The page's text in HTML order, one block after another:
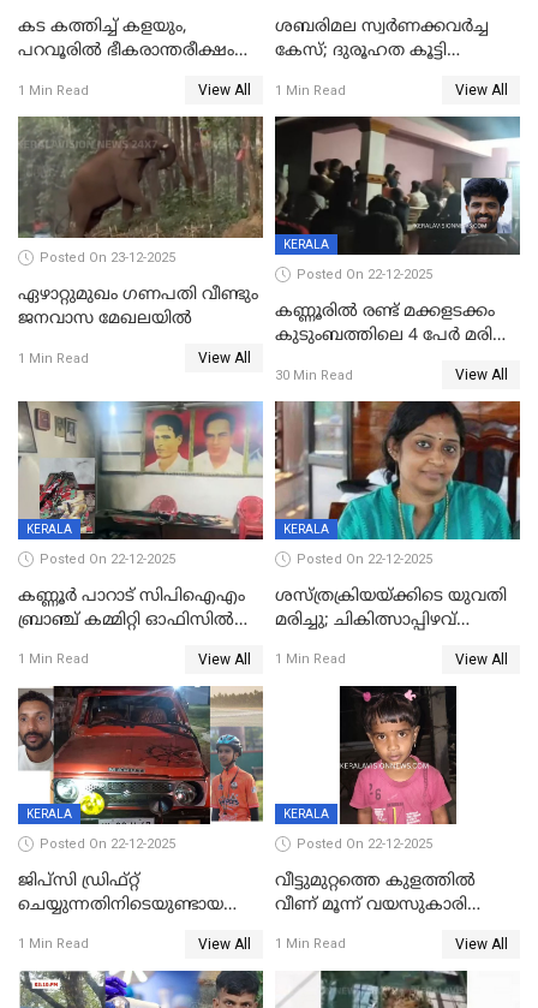
കട കത്തിച്ച് കളയും,
പറവൂരില്‍ ഭീകരാന്തരീക്ഷം
1 Min Read View All
ശബരിമല സ്വര്‍ണക്കവര്‍ച്ച
കേസ്; ദുരൂഹത കൂട്ടി
1 Min Read View All
Posted On 23-12-2025
ഏഴാറ്റുമുഖം ഗണപതി വീണ്ടും
ജനവാസ മേഖലയിൽ
1 Min Read View All
KERALA
Posted On 22-12-2025
കണ്ണൂരിൽ രണ്ട് മക്കളടക്കം
കുടുംബത്തിലെ 4 പേർ മരിച്ച
30 Min Read View All
KERALA
Posted On 22-12-2025
കണ്ണൂർ പാറാട് സിപിഐഎം
ബ്രാഞ്ച് കമ്മിറ്റി ഓഫിസിൽ
ചിത്രങ്ങളടക്കം കത്തിയ
നിലയിൽ
1 Min Read View All
KERALA
Posted On 22-12-2025
ശസ്ത്രക്രിയയ്‌ക്കിടെ യുവതി
മരിച്ചു; ചികിത്സാപ്പിഴവ്
സംഭവം മാവേലിക്കരയിൽ
1 Min Read View All
KERALA
Posted On 22-12-2025
ജിപ്സി ഡ്രിഫ്റ്റ്
ചെയ്യുന്നതിനിടെയുണ്ടായ
ദാരുണാന്ത്യം; ജീപ്സി
ഓടിച്ചയാൾ അറസ്റ്റിൽ.
1 Min Read View All
KERALA
Posted On 22-12-2025
വീട്ടുമുറ്റത്തെ കുളത്തിൽ
വീണ് മൂന്ന് വയസുകാരി
1 Min Read View All